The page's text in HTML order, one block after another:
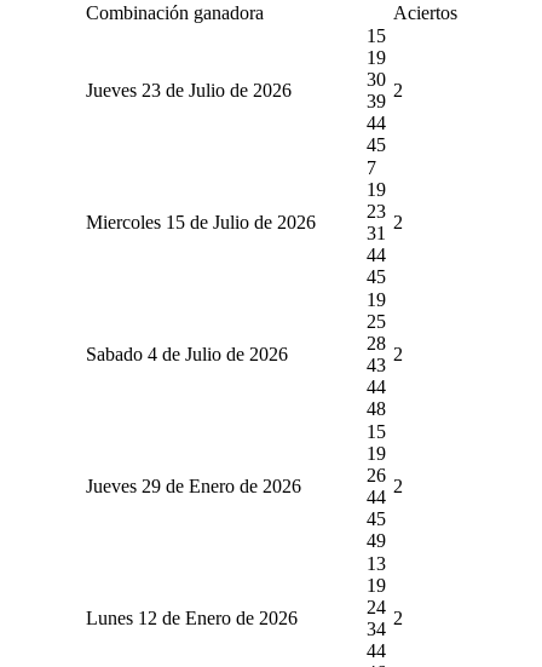
Combinación ganadora Aciertos
Jueves 23 de Julio de 2026
15
19
30
39
44
45
2
Miercoles 15 de Julio de 2026
7
19
23
31
44
45
2
Sabado 4 de Julio de 2026
19
25
28
43
44
48
2
Jueves 29 de Enero de 2026
15
19
26
44
45
49
2
Lunes 12 de Enero de 2026
13
19
24
34
44
2